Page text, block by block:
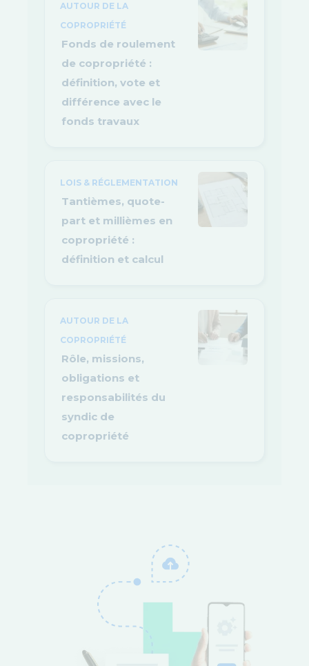
AUTOUR DE LA
COPROPRIÉTÉ
Fonds de roulement
de copropriété :
définition, vote et
différence avec le
fonds travaux
LOIS & RÉGLEMENTATION
Tantièmes, quote-
part et millièmes en
copropriété :
définition et calcul
AUTOUR DE LA
COPROPRIÉTÉ
Rôle, missions,
obligations et
responsabilités du
syndic de
copropriété